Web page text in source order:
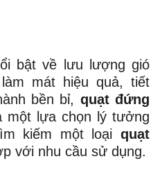
bật về lưu lượng gió
mát hiệu quả, tiết
bền bỉ, quạt đứng
một lựa chọn lý tưởng
kiếm một loại quạt
với nhu cầu sử dụng.